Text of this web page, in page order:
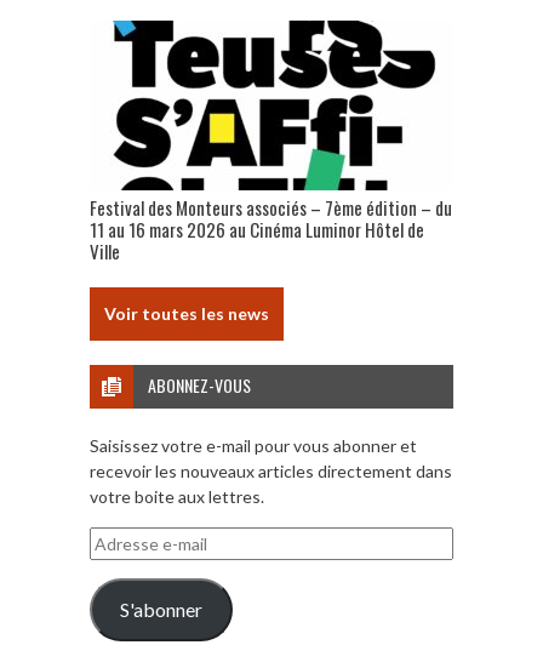
Festival des Monteurs associés – 7ème édition – du
11 au 16 mars 2026 au Cinéma Luminor Hôtel de
Ville
Voir toutes les news
ABONNEZ-VOUS
Saisissez votre e-mail pour vous abonner et
recevoir les nouveaux articles directement dans
votre boite aux lettres.
Adresse
e-
mail
S'abonner